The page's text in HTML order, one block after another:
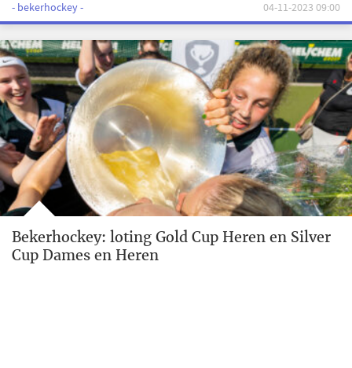
- bekerhockey - 04-11-2023 09:00
Bekerhockey: loting Gold Cup Heren en Silver
Cup Dames en Heren